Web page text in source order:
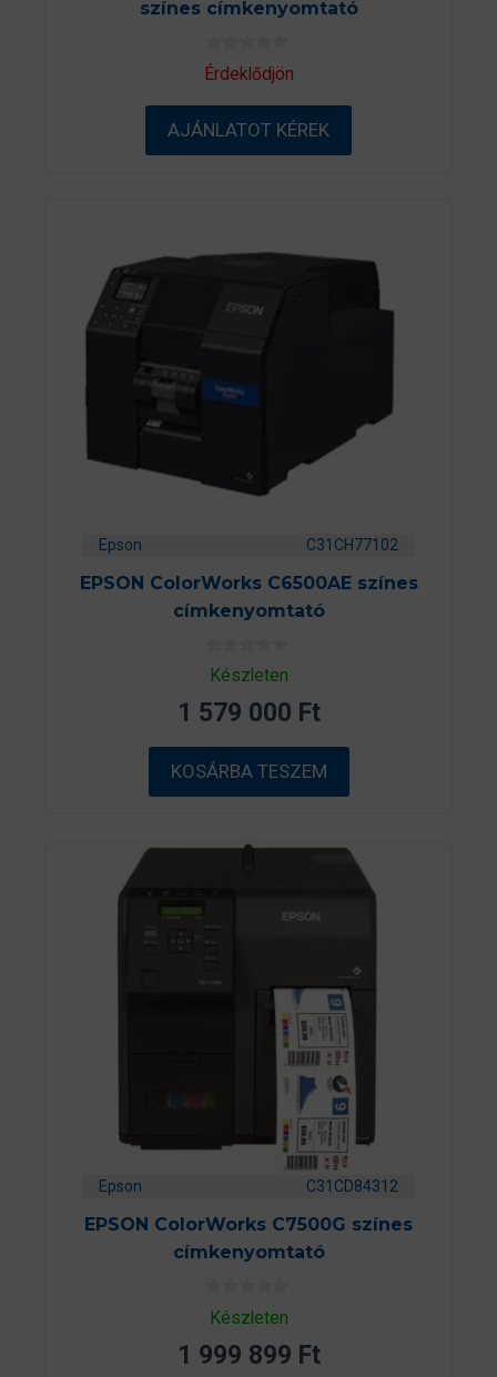
színes címkenyomtató
0
a
-
ő
Érdeklődjön
AJÁNLATOT KÉREK
Epson C31CH77102
EPSON ColorWorks C6500AE színes
címkenyomtató
0
a
5
b
ő
l
Készleten
1 579 000 Ft
KOSÁRBA TESZEM
Epson C31CD84312
EPSON ColorWorks C7500G színes
címkenyomtató
0
a
5
Készleten
1 999 899 Ft